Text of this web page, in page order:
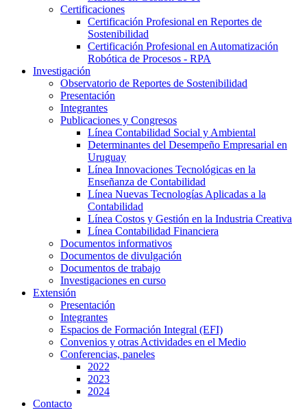
Certificaciones
Certificación Profesional en Reportes de
Sostenibilidad
Certificación Profesional en Automatización
Robótica de Procesos - RPA
Investigación
Observatorio de Reportes de Sostenibilidad
Presentación
Integrantes
Publicaciones y Congresos
Línea Contabilidad Social y Ambiental
Determinantes del Desempeño Empresarial en
Uruguay
Línea Innovaciones Tecnológicas en la
Enseñanza de Contabilidad
Línea Nuevas Tecnologías Aplicadas a la
Contabilidad
Línea Costos y Gestión en la Industria Creativa
Línea Contabilidad Financiera
Documentos informativos
Documentos de divulgación
Documentos de trabajo
Investigaciones en curso
Extensión
Presentación
Integrantes
Espacios de Formación Integral (EFI)
Convenios y otras Actividades en el Medio
Conferencias, paneles
2022
2023
2024
Contacto